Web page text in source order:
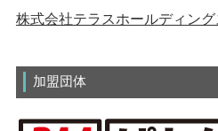
株式会社テラスホールディン
加盟団体